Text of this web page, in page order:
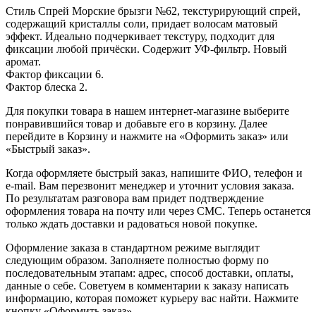
Стиль Спрей Морские брызги №62, текстурирующий спрей,
содержащий кристаллы соли, придает волосам матовый
эффект. Идеально подчеркивает текстуру, подходит для
фиксации любой причёски. Содержит УФ-фильтр. Новый
аромат.
Фактор фиксации 6.
Фактор блеска 2.
Для покупки товара в нашем интернет-магазине выберите
понравившийся товар и добавьте его в корзину. Далее
перейдите в Корзину и нажмите на «Оформить заказ» или
«Быстрый заказ».
Когда оформляете быстрый заказ, напишите ФИО, телефон и
e-mail. Вам перезвонит менеджер и уточнит условия заказа.
По результатам разговора вам придет подтверждение
оформления товара на почту или через СМС. Теперь останется
только ждать доставки и радоваться новой покупке.
Оформление заказа в стандартном режиме выглядит
следующим образом. Заполняете полностью форму по
последовательным этапам: адрес, способ доставки, оплаты,
данные о себе. Советуем в комментарии к заказу написать
информацию, которая поможет курьеру вас найти. Нажмите